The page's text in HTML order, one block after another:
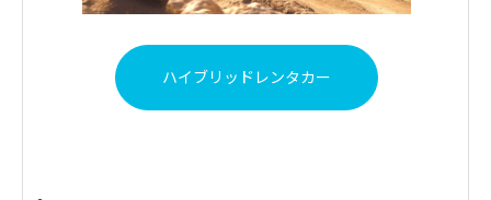
ハイブリッドレンタカー